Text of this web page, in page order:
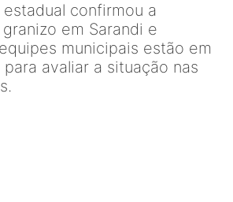
confirmou a
em Sarandi e
municipais estão em
avaliar a situação nas